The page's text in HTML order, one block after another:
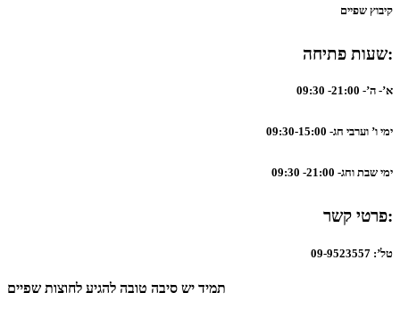
קיבוץ שפיים
שעות פתיחה:
א’- ה’- 21:00- 09:30
ימי ו’ וערבי חג- 09:30-15:00
ימי שבת וחג- 21:00- 09:30
פרטי קשר:
טל’: 09-9523557
תמיד יש סיבה טובה להגיע לחוצות שפיים